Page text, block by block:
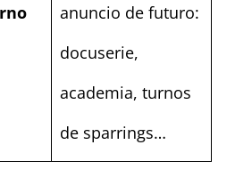
anuncio de futuro:
docuserie,
academia, turnos
de sparrings…